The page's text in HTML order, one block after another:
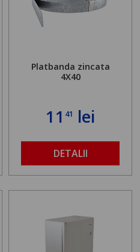
Platbanda zincata
4X40
11 41 lei
DETALII